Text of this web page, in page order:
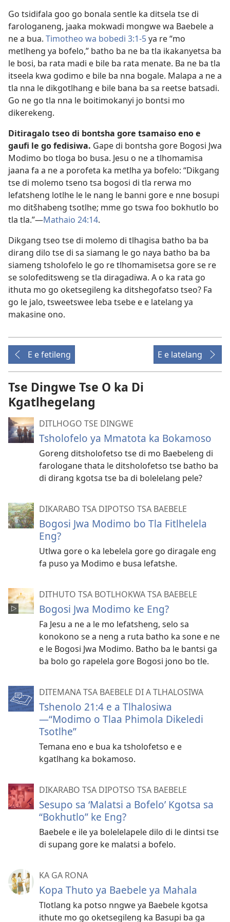
Go tsidifala goo go bonala sentle ka ditsela tse di
farologaneng, jaaka mokwadi mongwe wa Baebele a
ne a bua. Timotheo wa bobedi 3:1-5ya re “mo
metlheng ya bofelo,” batho ba ne ba tla ikakanyetsa ba
le bosi, ba rata madi e bile ba rata menate. Ba ne ba tla
itseela kwa godimo e bile ba nna bogale. Malapa a ne a
tla nna le dikgotlhang e bile bana ba sa reetse batsadi.
Go ne go tla nna le boitimokanyi jo bontsi mo
dikerekeng.
Ditiragalo tseo di bontsha gore tsamaiso eno e
gaufi le go fedisiwa. Gape di bontsha gore Bogosi Jwa
Modimo bo tloga bo busa. Jesu o ne a tlhomamisa
jaana fa a ne a porofeta ka metlha ya bofelo: “Dikgang
tse di molemo tseno tsa bogosi di tla rerwa mo
lefatsheng lotlhe le le nang le banni gore e nne bosupi
mo ditšhabeng tsotlhe; mme go tswa foo bokhutlo bo
tla tla.”—Mathaio 24:14.
Dikgang tseo tse di molemo di tlhagisa batho ba ba
dirang dilo tse di sa siamang le go naya batho ba ba
siameng tsholofelo le go re tlhomamisetsa gore se re
se solofeditsweng se tla diragadiwa. A o ka rata go
ithuta mo go oketsegileng ka ditshegofatso tseo? Fa
go le jalo, tsweetswee leba tsebe e e latelang ya
makasine ono.
E e fetileng E e latelang
Tse Dingwe Tse O ka Di
Kgatlhegelang
DITLHOGO TSE DINGWE
Tsholofelo ya Mmatota ka Bokamoso
Goreng ditsholofetso tse di mo Baebeleng di
farologane thata le ditsholofetso tse batho ba
di dirang kgotsa tse ba di bolelelang pele?
DIKARABO TSA DIPOTSO TSA BAEBELE
Bogosi Jwa Modimo bo Tla Fitlhelela
Eng?
Utlwa gore o ka lebelela gore go diragale eng
fa puso ya Modimo e busa lefatshe.
DITHUTO TSA BOTLHOKWA TSA BAEBELE
Bogosi Jwa Modimo ke Eng?
Fa Jesu a ne a le mo lefatsheng, selo sa
konokono se a neng a ruta batho ka sone e ne
e le Bogosi Jwa Modimo. Batho ba le bantsi ga
ba bolo go rapelela gore Bogosi jono bo tle.
DITEMANA TSA BAEBELE DI A TLHALOSIWA
Tshenolo 21:4 e a Tlhalosiwa
—“Modimo o Tlaa Phimola Dikeledi
Tsotlhe”
Temana eno e bua ka tsholofetso e e
kgatlhang ka bokamoso.
DIKARABO TSA DIPOTSO TSA BAEBELE
Sesupo sa ‘Malatsi a Bofelo’ Kgotsa sa
“Bokhutlo” ke Eng?
Baebele e ile ya bolelelapele dilo di le dintsi tse
di supang gore ke malatsi a bofelo.
KA GA RONA
Kopa Thuto ya Baebele ya Mahala
Tlotlang ka potso nngwe ya Baebele kgotsa
ithute mo go oketsegileng ka Basupi ba ga